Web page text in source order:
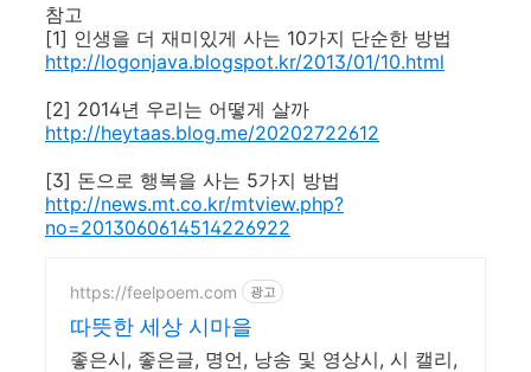
참고
[1] 인생을 더 재미있게 사는 10가지 단순한 방법
http://logonjava.blogspot.kr/2013/01/10.html
[2] 2014년 우리는 어떻게 살까
http://heytaas.blog.me/20202722612
[3] 돈으로 행복을 사는 5가지 방법
http://news.mt.co.kr/mtview.php?
no=2013060614514226922
https://feelpoem.com 광고
따뜻한 세상 시마을
좋은시, 좋은글, 명언, 낭송 및 영상시, 시 캘리,